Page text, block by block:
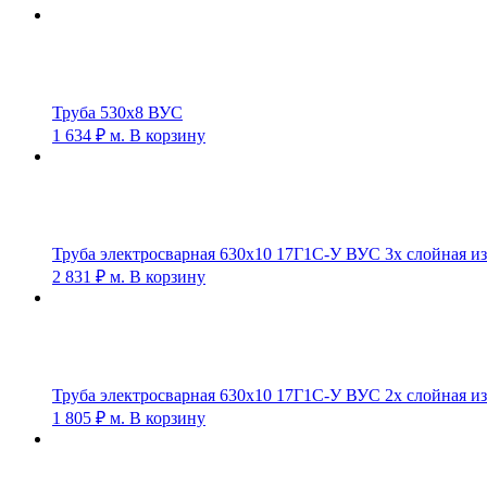
Труба 530х8 ВУС
1 634 ₽ м. В корзину
Труба электросварная 630х10 17Г1С-У ВУС 3х слойная
2 831 ₽ м. В корзину
Труба электросварная 630х10 17Г1С-У ВУС 2х слойная
1 805 ₽ м. В корзину